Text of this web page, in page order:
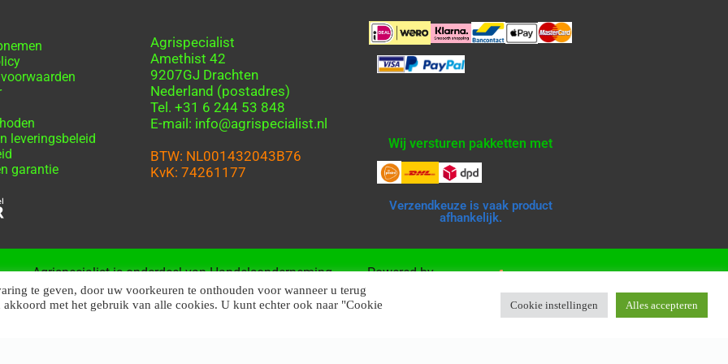
leveringsbeleid
garantie
Agrispecialist
Amethist 42
9207GJ Drachten
Nederland (postadres)
Tel. +31 6 244 53 848
E-mail: info@agrispecialist.nl
BTW: NL001432043B76
KvK: 74261177
Wij versturen pakketten met
Verzendkeuze is vaak product
afhankelijk.
Agrispecialist is onderdeel van Handelsonderneming
Friesland
Powered by
te geven, door uw voorkeuren te onthouden voor wanneer u terug
met het gebruik van alle cookies. U kunt echter ook naar "Cookie
Cookie instellingen Alles accepteren